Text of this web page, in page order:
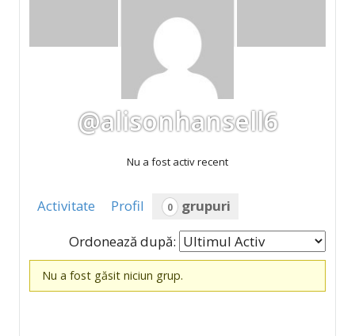
@alisonhansell6
Nu a fost activ recent
Activitate Profil 0 grupuri
Ordonează după:
Grupuri
de
Nu a fost găsit niciun grup.